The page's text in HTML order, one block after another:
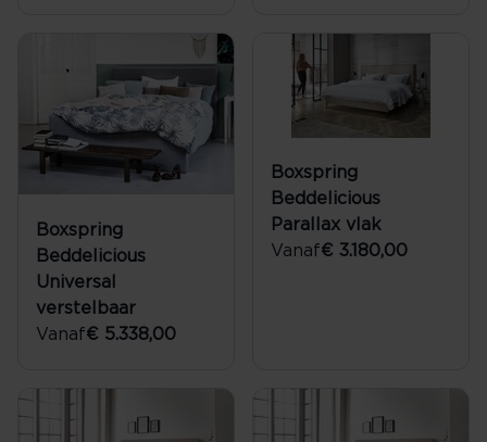
Boxspring
Beddelicious
Universal
verstelbaar
Vanaf€ 5.338,00
Boxspring
Beddelicious
Parallax vlak
Vanaf€ 3.180,00